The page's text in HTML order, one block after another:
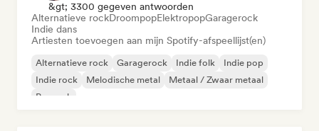
&gt; 3300 gegeven antwoorden
Alternatieve rockDroompopElektropopGaragerock
Indie dans
Artiesten toevoegen aan mijn Spotify-afspeellijst(en)
Alternatieve rock Garagerock Indie folk
Indie pop
Indie rock
Melodische metal
Metaal / Zwaar metaal
Poprock